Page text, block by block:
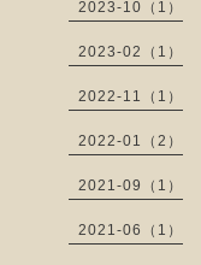
2023-10（1）
2023-02（1）
2022-11（1）
2022-01（2）
2021-09（1）
2021-06（1）